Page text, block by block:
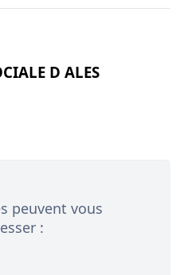
D ALES
peuvent vous
: